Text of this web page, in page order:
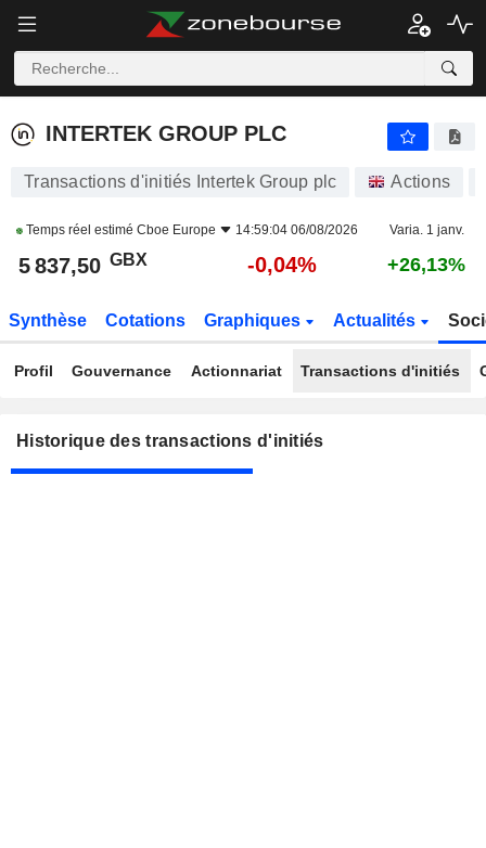
INTERTEK GROUP PLC
INTERTEK GROUP PLC
Transactions d'initiés Intertek Group plc Actions
Temps réel estimé Cboe Europe 14:59:04 06/08/2026 Varia. 1 janv.
5 837,50 GBX -0,04% +26,13%
Synthèse Cotations Graphiques Actualités
Profil Gouvernance Actionnariat Transactions d'initiés
Historique des transactions d'initiés